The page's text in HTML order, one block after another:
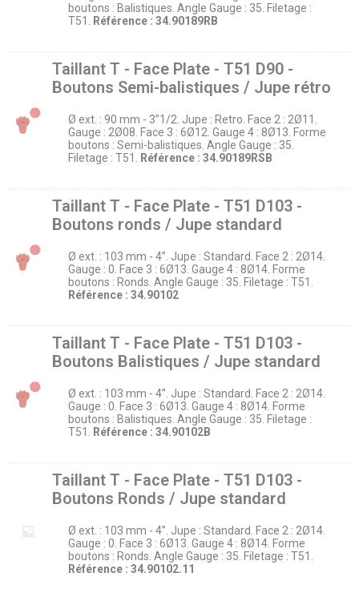
boutons : Balistiques. Angle Gauge : 35. Filetage :
T51.
Référence : 34.90189RB
Taillant T - Face Plate - T51 D90 -
Boutons Semi-balistiques / Jupe rétro
Ø ext. : 90 mm - 3’’1/2. Jupe : Retro. Face 2 : 2Ø11.
Gauge : 2Ø08. Face 3 : 6Ø12. Gauge 4 : 8Ø13. Forme
boutons : Semi-balistiques. Angle Gauge : 35.
Filetage : T51.
Référence : 34.90189RSB
Taillant T - Face Plate - T51 D103 -
Boutons ronds / Jupe standard
Ø ext. : 103 mm - 4’’. Jupe : Standard. Face 2 : 2Ø14.
Gauge : 0. Face 3 : 6Ø13. Gauge 4 : 8Ø14. Forme
boutons : Ronds. Angle Gauge : 35. Filetage : T51.
Référence : 34.90102
Taillant T - Face Plate - T51 D103 -
Boutons Balistiques / Jupe standard
Ø ext. : 103 mm - 4’’. Jupe : Standard. Face 2 : 2Ø14.
Gauge : 0. Face 3 : 6Ø13. Gauge 4 : 8Ø14. Forme
boutons : Balistiques. Angle Gauge : 35. Filetage :
T51.
Référence : 34.90102B
Taillant T - Face Plate - T51 D103 -
Boutons Ronds / Jupe standard
Ø ext. : 103 mm - 4’’. Jupe : Standard. Face 2 : 2Ø14.
Gauge : 0. Face 3 : 6Ø13. Gauge 4 : 8Ø14. Forme
boutons : Ronds. Angle Gauge : 35. Filetage : T51.
Référence : 34.90102.11